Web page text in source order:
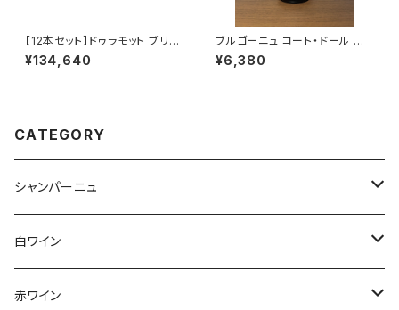
【12本セット】ドゥラモット ブリュ
ット ブラン ド ブラン NV 750ml
シャンパーニュ フランス シャル
¥134,640
ブルゴーニュ コート・ドール ル
ージュ 2023 ミシェル・グロ 赤
ワイン 750ml
¥6,380
CATEGORY
シャンパーニュ
アンリ・ジロー
アンリ・ビリオ・フィス
白ワイン
フランス
赤ワイン